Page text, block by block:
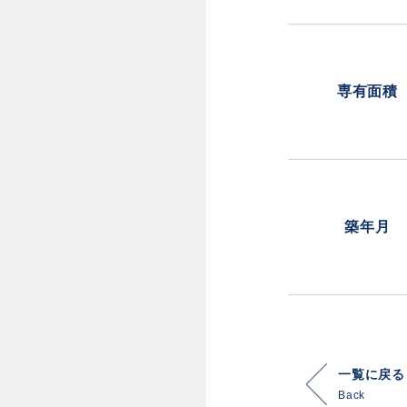
専有面積
築年月
一覧に戻る
Back